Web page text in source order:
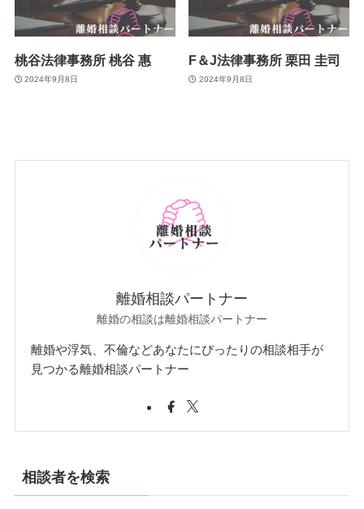
桃谷法律事務所 桃谷 惠
2024年9月8日
F＆J法律事務所 栗田 圭司
2024年9月8日
離婚相談パートナー
離婚の相談は離婚相談パートナー
離婚や浮気、不倫などあなたにぴったりの相談相手が
見つかる離婚相談パートナー
相談者を検索